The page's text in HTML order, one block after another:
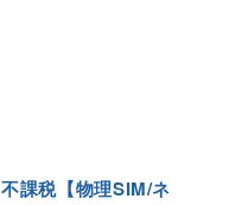
不課税【物理SIM/ネ